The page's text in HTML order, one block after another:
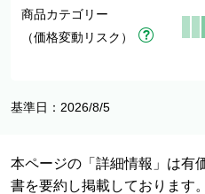
商品カテゴリー
（価格変動リスク）
基準日：2026/8/5
本ページの「詳細情報」は有
書を要約し掲載しております。